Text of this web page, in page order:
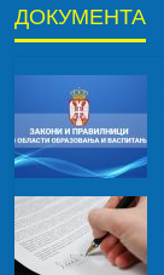
ДОКУМЕНТА